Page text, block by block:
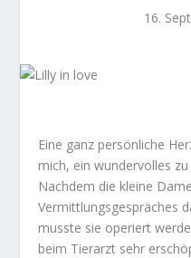
16.
Eine ganz persönliche
mich, ein wundervolles
Nachdem die kleine
Vermittlungsgespräches
musste sie operiert
beim Tierarzt sehr